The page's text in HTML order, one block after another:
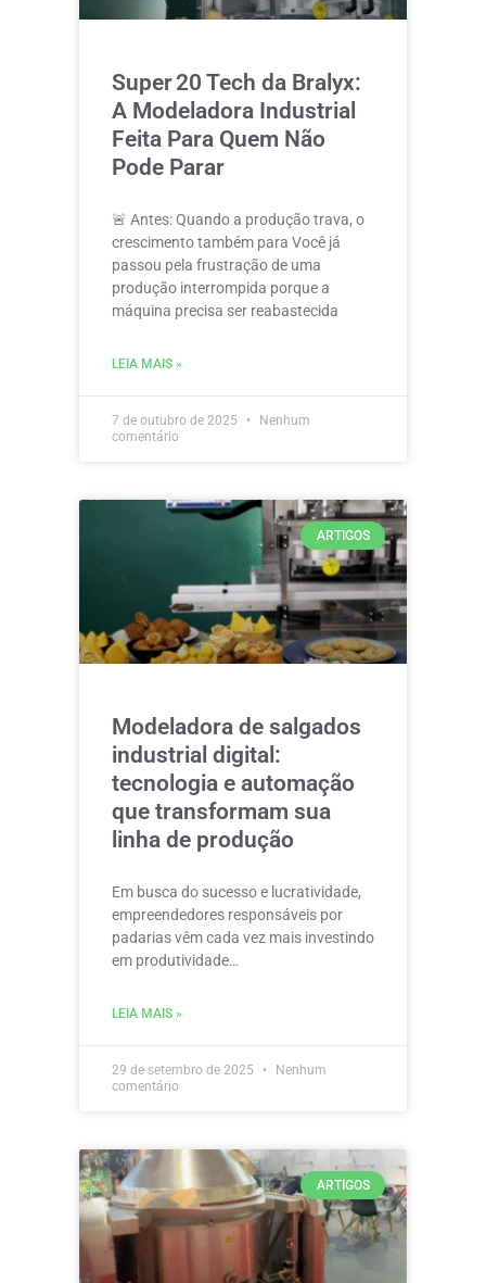
Super 20 Tech da Bralyx:
A Modeladora Industrial
Feita Para Quem Não
Pode Parar
🚨 Antes: Quando a produção trava, o
crescimento também para Você já
passou pela frustração de uma
produção interrompida porque a
máquina precisa ser reabastecida
LEIA MAIS »
7 de outubro de 2025
Nenhum
comentário
ARTIGOS
Modeladora de salgados
industrial digital:
tecnologia e automação
que transformam sua
linha de produção
Em busca do sucesso e lucratividade,
empreendedores responsáveis por
padarias vêm cada vez mais investindo
em produtividade…
LEIA MAIS »
29 de setembro de 2025
Nenhum
comentário
ARTIGOS